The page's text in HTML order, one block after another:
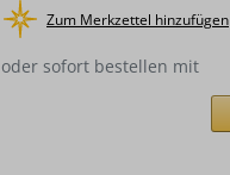
Zum Merkzettel hinzufügen
oder sofort bestellen mit